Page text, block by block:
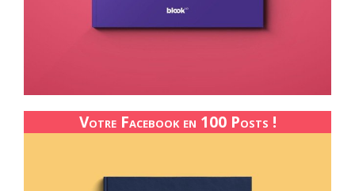
Votre Facebook en 100 Posts !